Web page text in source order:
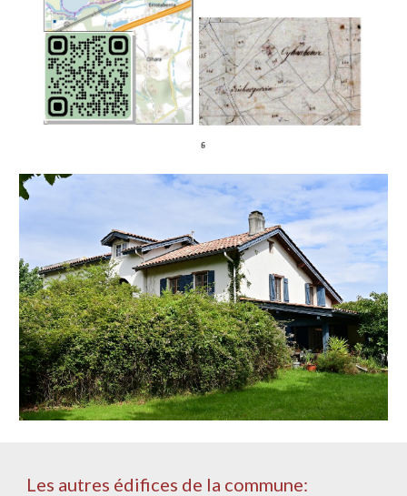
Les autres édifices de la commune: